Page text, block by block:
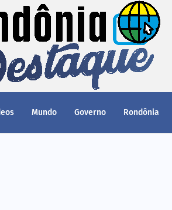
Mundo Governo Rondônia